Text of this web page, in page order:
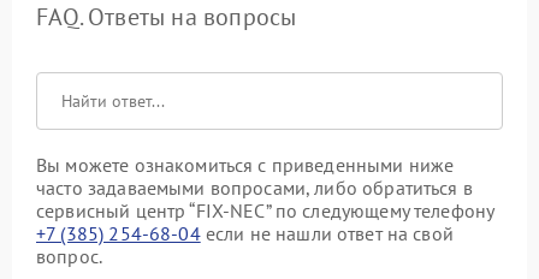
FAQ. Ответы на вопросы
Вы можете ознакомиться с приведенными ниже
часто задаваемыми вопросами, либо обратиться в
сервисный центр “FIX-NEC” по следующему телефону
+7 (385) 254-68-04если не нашли ответ на свой
вопрос.